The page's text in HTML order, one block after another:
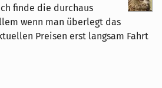
finde die durchaus
wenn man überlegt das
Preisen erst langsam Fahrt